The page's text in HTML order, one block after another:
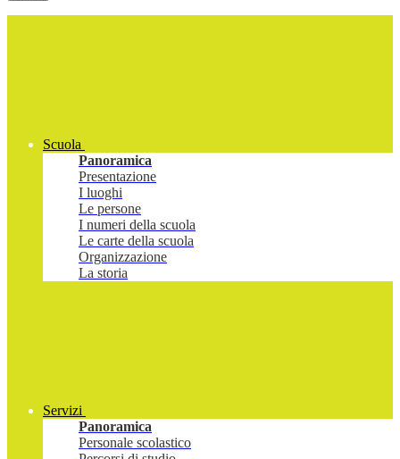
Scuola
Panoramica
Presentazione
I luoghi
Le persone
I numeri della scuola
Le carte della scuola
Organizzazione
La storia
Servizi
Panoramica
Personale scolastico